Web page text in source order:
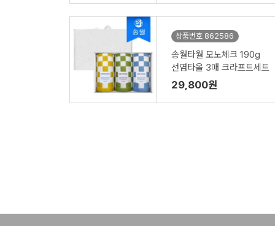
상품번호 862586
송월타월 모노체크 190g
선염타올 3매 크라프트세트
29,800원